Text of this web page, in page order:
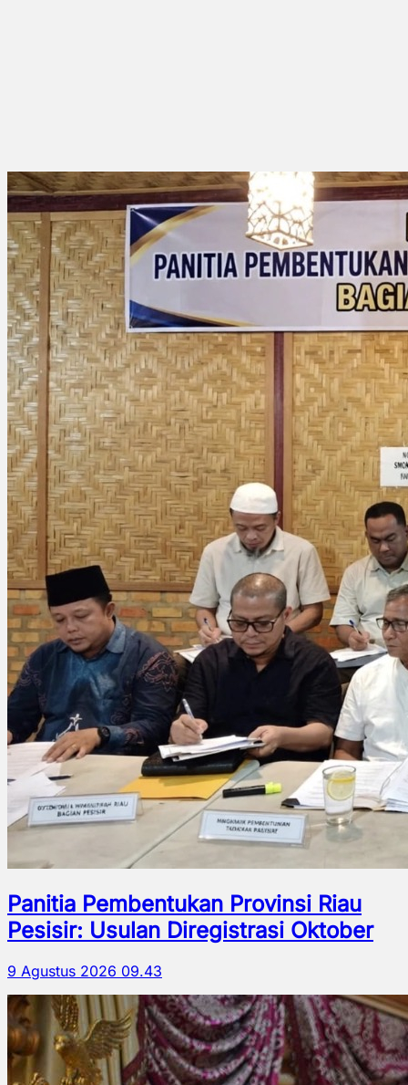
Panitia Pembentukan Provinsi Riau
Pesisir: Usulan Diregistrasi Oktober
9 Agustus 2026 09.43